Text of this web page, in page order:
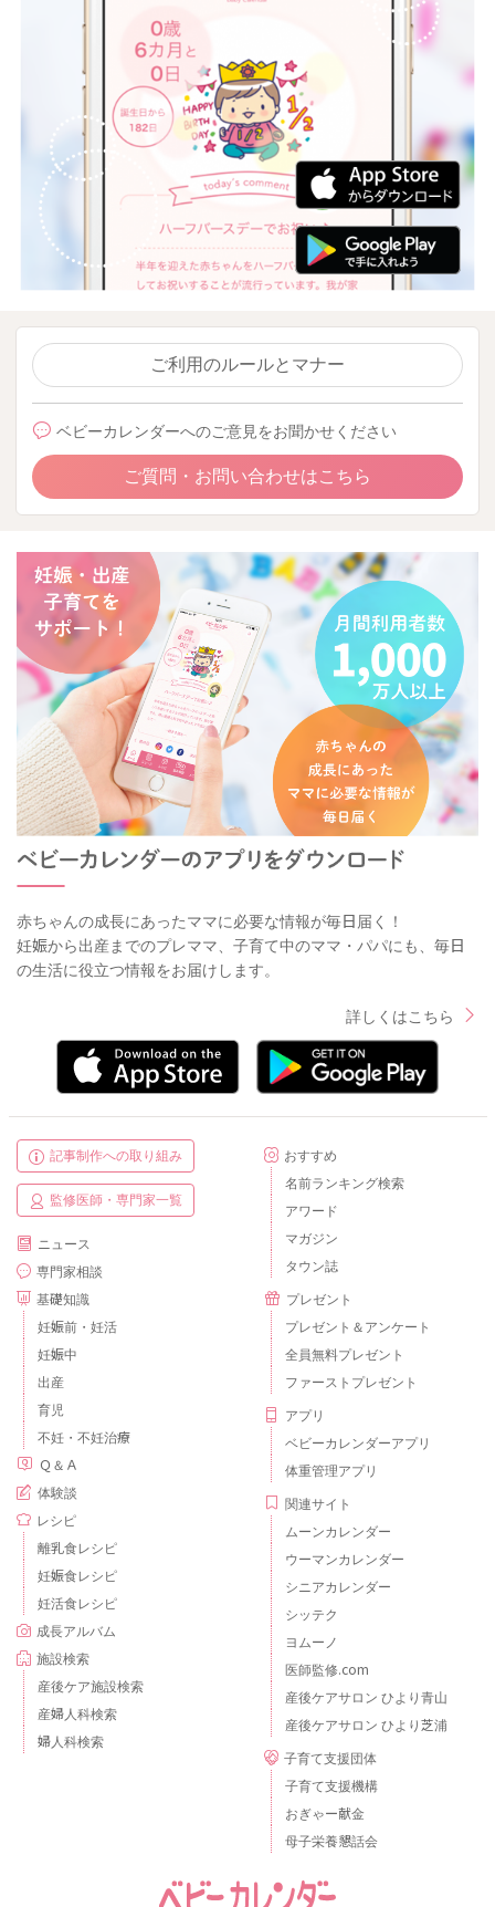
ご利用のルールとマナー
ベビーカレンダーへのご意見をお聞かせください
ご質問・お問い合わせはこちら
赤ちゃんの成長にあったママに必要な情報が毎日届く！
妊娠から出産までのプレママ、子育て中のママ・パパにも、毎日
の生活に役立つ情報をお届けします。
詳しくはこちら
記事制作への取り組み
監修医師・専門家一覧
ニュース
専門家相談
基礎知識
妊娠前・妊活
妊娠中
出産
育児
不妊・不妊治療
Ｑ＆Ａ
体験談
レシピ
離乳食レシピ
妊娠食レシピ
妊活食レシピ
成長アルバム
施設検索
産後ケア施設検索
産婦人科検索
婦人科検索
おすすめ
名前ランキング検索
アワード
マガジン
タウン誌
プレゼント
プレゼント＆アンケート
全員無料プレゼント
ファーストプレゼント
アプリ
ベビーカレンダーアプリ
体重管理アプリ
関連サイト
ムーンカレンダー
ウーマンカレンダー
シニアカレンダー
シッテク
ヨムーノ
医師監修.com
産後ケアサロン ひより青山
産後ケアサロン ひより芝浦
子育て支援団体
子育て支援機構
おぎゃー献金
母子栄養懇話会